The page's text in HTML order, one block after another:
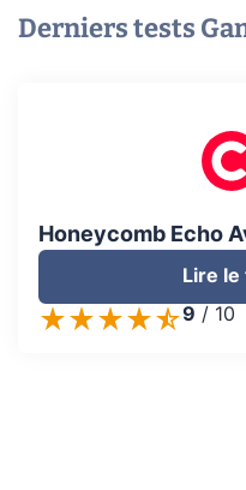
Derniers tests
Honeycomb Echo
Lire
9 / 10